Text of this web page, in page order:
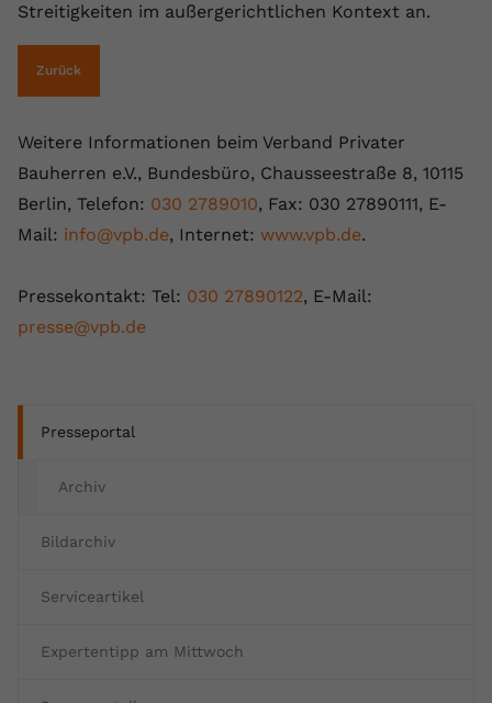
Presseportal
Archiv
Bildarchiv
Serviceartikel
Expertentipp am Mittwoch
Streitigkeiten im außergerichtlichen Kontext an.
Zurück
Weitere Informationen beim Verband Privater
Bauherren e.V., Bundesbüro, Chausseestraße 8, 10115
Berlin, Telefon: 030 2789010, Fax: 030 27890111, E-
Mail: info@vpb.de, Internet: www.vpb.de.
Pressekontakt: Tel: 030 27890122, E-Mail:
presse@vpb.de
YouTube setzt diesen Cookie, um die